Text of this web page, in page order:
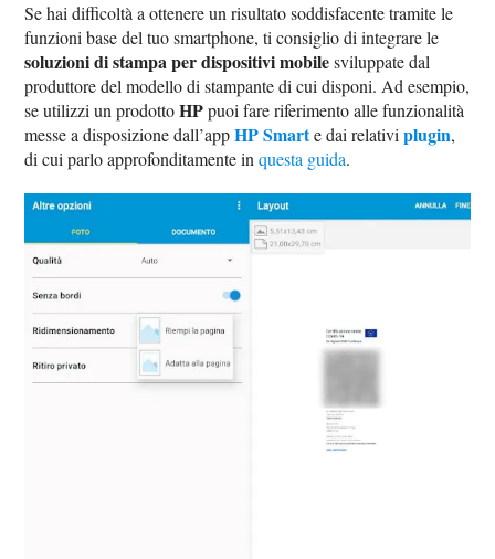
Se hai difficoltà a ottenere un risultato soddisfacente tramite le
funzioni base del tuo smartphone, ti consiglio di integrare le
soluzioni di stampa per dispositivi mobilesviluppate dal
produttore del modello di stampante di cui disponi. Ad esempio,
se utilizzi un prodottoHPpuoi fare riferimento alle funzionalità
messe a disposizione dall’appHP Smarte dai relativiplugin,
di cui parlo approfonditamente inquesta guida.